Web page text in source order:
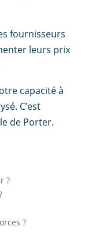
fournisseurs
leurs prix
capacité à
C’est
de Porter.
?
?